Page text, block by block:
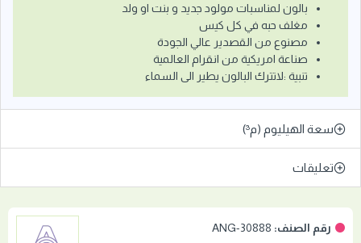
رقم الصنف: ANG-30888
بالون لمناسبات مولود جديد و بنت او ولد
مغلف حبه في كل كيس
مصنوع من القصدير عالي الجودة
صناعة امريكية من انقرام العالمية
تنبية :لاتترك البالون يطير الى السماء
سعة الهيليوم (م³)
تعليقات